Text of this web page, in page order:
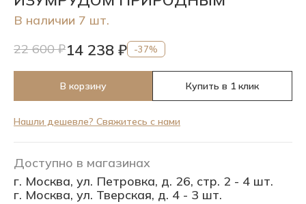
В наличии 7 шт.
22 600 ₽14 238 ₽ -37%
В корзину Купить в 1 клик
Нашли дешевле? Свяжитесь с нами
Доступно в магазинах
г. Москва, ул. Петровка, д. 26, стр. 2 - 4 шт.
г. Москва, ул. Тверская, д. 4 - 3 шт.